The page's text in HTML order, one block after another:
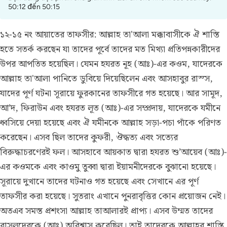
50:12 đến 50:15
১২-১৫ নং আয়াতের তাফসীর:আল্লাহ তা'আলা মক্কাবাসীকে ঐ শাস্তি
হতে সতর্ক করছেন যা তাদের পূর্বে তাদের মত মিথ্যা প্রতিপন্নকারীদের
উপর আপতিত হয়েছিল। যেমন হযরত নূহ (আঃ)-এর কওম, যাদেরকে
আল্লাহ তা'আলা পানিতে ডুবিয়ে দিয়েছিলেন এবং আসহাবুর রাস্স,
যাদের পূর্ণ ঘটনা সূরায়ে ফুরকানের তাফসীরে গত হয়েছে। আর সামূদ,
আ’দ, ফিরাউন এবং হযরত লূত (আঃ)-এর সম্প্রদায়, যাদেরকে যমীনে
ধ্বসিয়ে দেয়া হয়েছে এবং ঐ যমীনকে আল্লাহ সড়া-পচা পাঁকে পরিণত
করেছেন। এসব ছিল তাদের কুফরী, ঔদ্ধত্য এবং সত্যের
বিরুদ্ধাচরণেরই ফল। আসহাবে আয়কাত দ্বারা হযরত শু’আয়েব (আঃ)-
এর কওমকে এবং কাওমু তুব্বা দ্বারা ইয়ামনীদেরকে বুঝানো হয়েছে।
সূরায়ে দুখানে তাদের ঘটনাও গত হয়েছে এবং সেখানে এর পূর্ণ
তাফসীর করা হয়েছে। সুতরাং এখানে পুনরাবৃত্তির কোন প্রয়োজন নেই।
অতএব সমস্ত প্রশংসা আল্লাহ তাআলারই প্রাপ্য। এসব উম্মত তাদের